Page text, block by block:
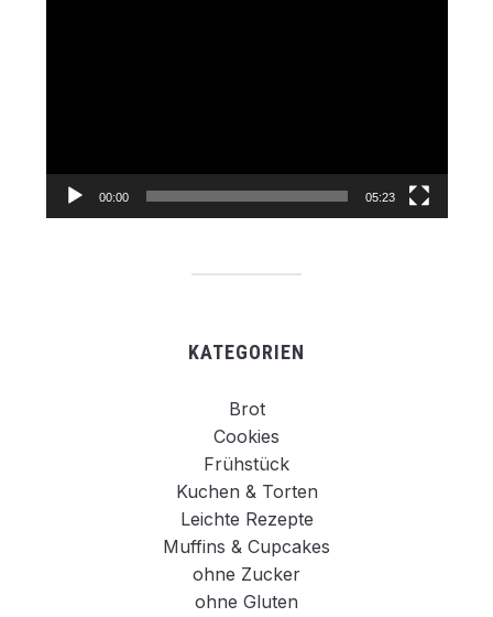
00:00 05:23
KATEGORIEN
Brot
Cookies
Frühstück
Kuchen & Torten
Leichte Rezepte
Muffins & Cupcakes
ohne Zucker
ohne Gluten